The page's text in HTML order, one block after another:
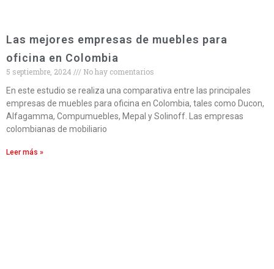
Las mejores empresas de muebles para
oficina en Colombia
5 septiembre, 2024
No hay comentarios
En este estudio se realiza una comparativa entre las principales
empresas de muebles para oficina en Colombia, tales como Ducon,
Alfagamma, Compumuebles, Mepal y Solinoff. Las empresas
colombianas de mobiliario
Leer más »